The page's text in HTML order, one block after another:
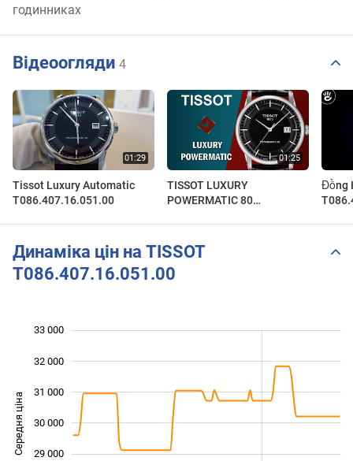
годинниках
Відеоогляди 4
Tissot Luxury Automatic
T086.407.16.051.00
TISSOT LUXURY
POWERMATIC 80
Đồng
Динаміка цін на TISSOT
T086.407.16.051.00
Середня ціна 27 000
29 000
30 000
31 000
32 000
33 000